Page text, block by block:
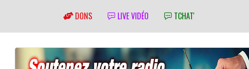
DONS LIVE VIDÉO TCHAT'